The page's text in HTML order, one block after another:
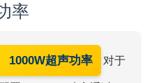
率
1000W超声功率 对于